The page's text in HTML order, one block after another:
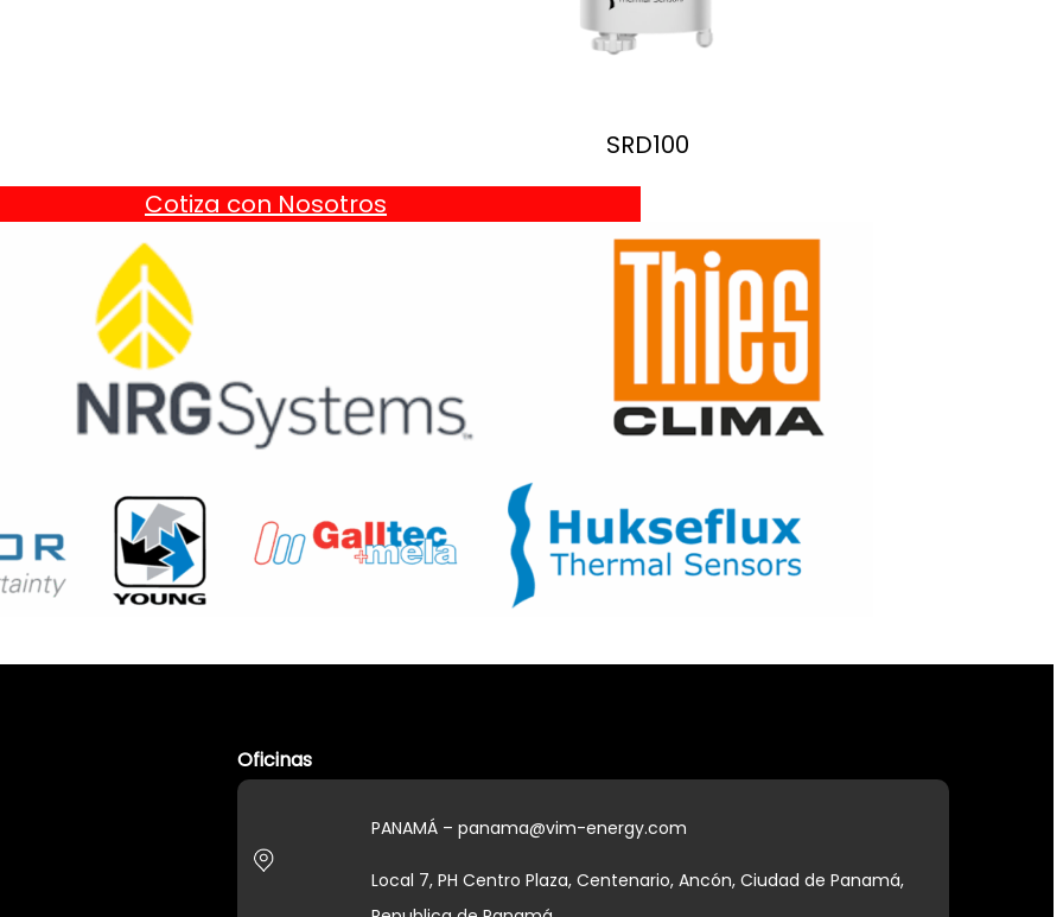
SRD100
Cotiza con Nosotros
Oficinas
PANAMÁ – panama@vim-energy.com
Local 7, PH Centro Plaza, Centenario, Ancón, Ciudad de Panamá,